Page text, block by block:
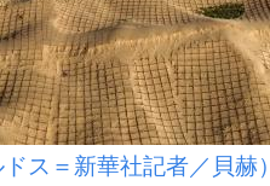
ス＝新華社記者／貝赫）